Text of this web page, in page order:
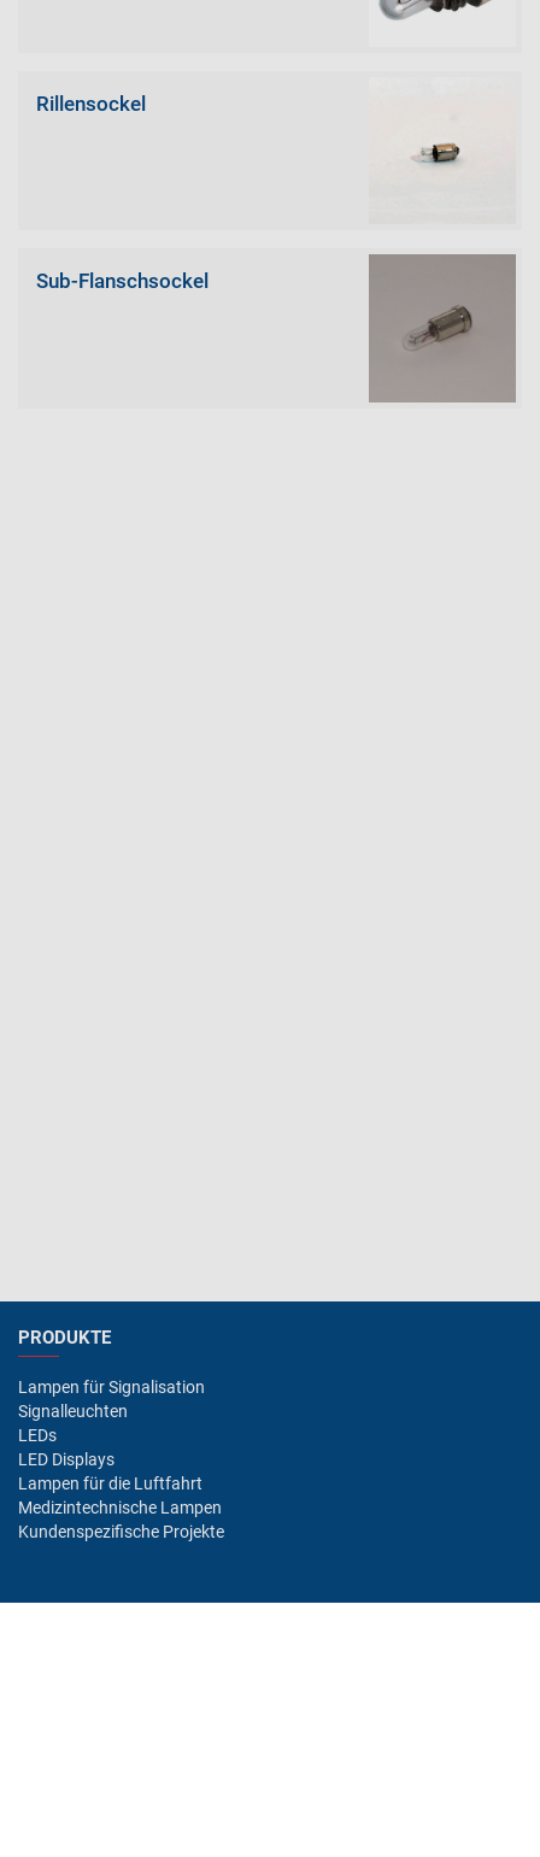
Rillensockel
Sub-Flanschsockel
PRODUKTE
Lampen für Signalisation
Signalleuchten
LEDs
LED Displays
Lampen für die Luftfahrt
Medizintechnische Lampen
Kundenspezifische Projekte